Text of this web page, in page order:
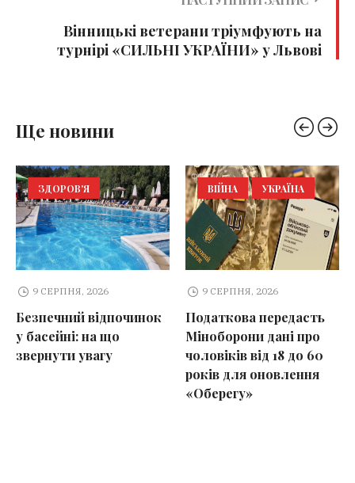
Вінницькі ветерани тріумфують на
турнірі «СИЛЬНІ УКРАЇНИ» у Львові
Ще новини
ЗДОРОВ'Я
9 СЕРПНЯ, 2026
Безпечний відпочинок
у басейні: на що
звернути увагу
ВІЙНА УКРАЇНА
9 СЕРПНЯ, 2026
Податкова передасть
Міноборони дані про
чоловіків від 18 до 60
років для оновлення
«Оберегу»